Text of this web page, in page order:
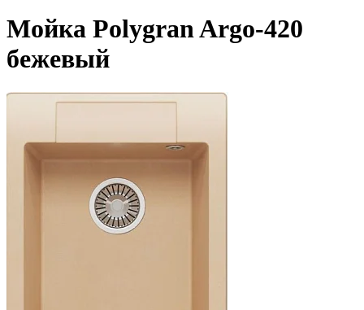
Мойка Polygran Argo-420
бежевый